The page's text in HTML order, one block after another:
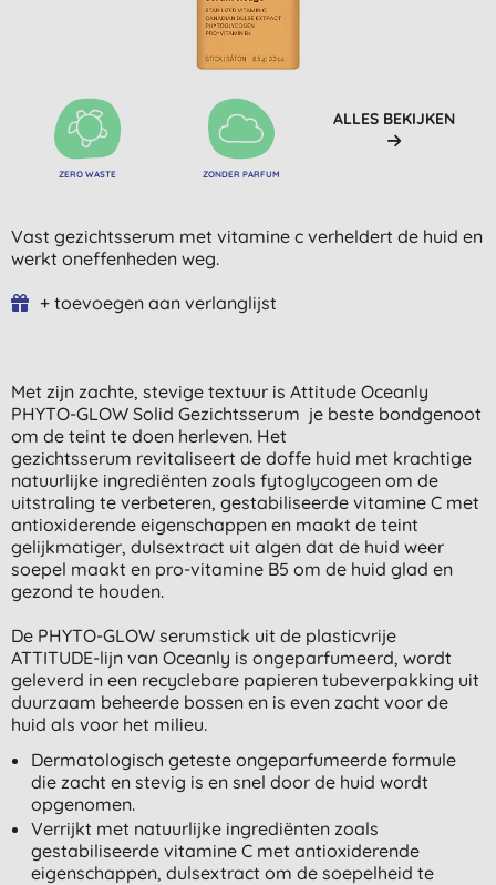
ZERO WASTE ZONDER PARFUM
ALLES BEKIJKEN
Vast gezichtsserum met vitamine c verheldert de huid en
werkt oneffenheden weg.
+ toevoegen aan verlanglijst
Met zijn zachte, stevige textuur is Attitude Oceanly
PHYTO-GLOW Solid Gezichtsserum je beste bondgenoot
om de teint te doen herleven. Het
gezichtsserum revitaliseert de doffe huid met krachtige
natuurlijke ingrediënten zoals fytoglycogeen om de
uitstraling te verbeteren, gestabiliseerde vitamine C met
antioxiderende eigenschappen en maakt de teint
gelijkmatiger, dulsextract uit algen dat de huid weer
soepel maakt en pro-vitamine B5 om de huid glad en
gezond te houden.
De PHYTO-GLOW serumstick uit de plasticvrije
ATTITUDE-lijn van Oceanly is ongeparfumeerd, wordt
geleverd in een recyclebare papieren tubeverpakking uit
duurzaam beheerde bossen en is even zacht voor de
huid als voor het milieu.
Dermatologisch geteste ongeparfumeerde formule
die zacht en stevig is en snel door de huid wordt
opgenomen.
Verrijkt met natuurlijke ingrediënten zoals
gestabiliseerde vitamine C met antioxiderende
eigenschappen, dulsextract om de soepelheid te